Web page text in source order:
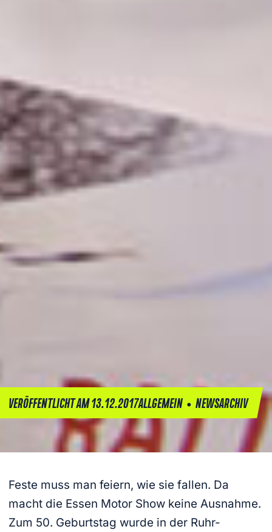
VERÖFFENTLICHT AM 13.12.2017ALLGEMEIN •NEWSARCHIV
Feste muss man feiern, wie sie fallen. Da
macht die Essen Motor Show keine Ausnahme.
Zum 50. Geburtstag wurde in der Ruhr-